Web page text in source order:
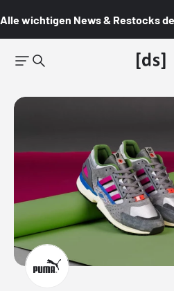
Alle wichtigen News & Restocks